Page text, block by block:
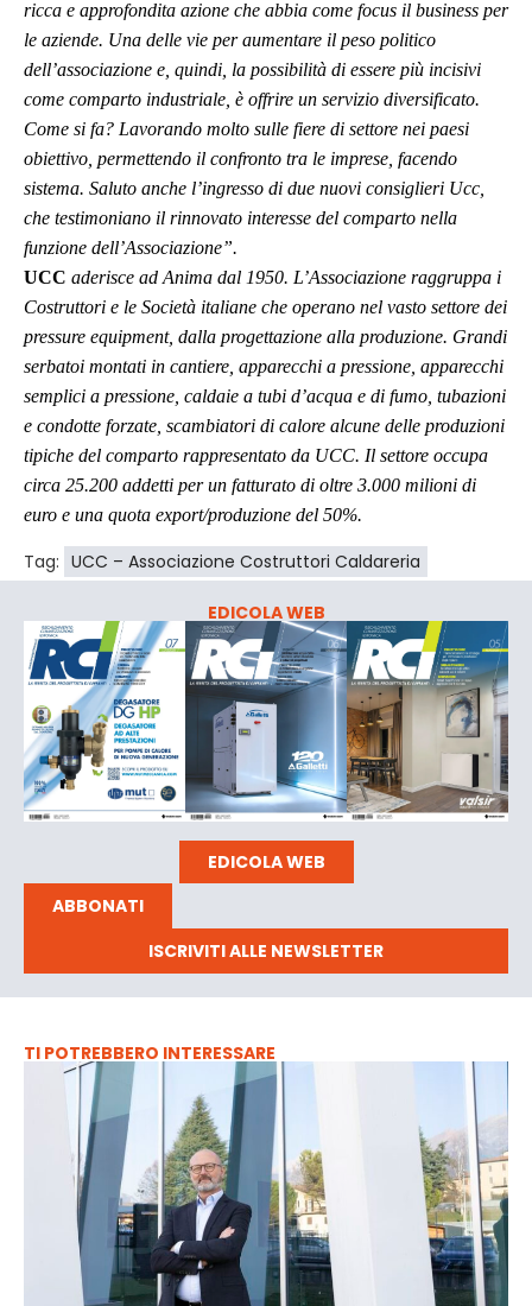
ricca e approfondita azione che abbia come focus il business per
le aziende. Una delle vie per aumentare il peso politico
dell’associazione e, quindi, la possibilità di essere più incisivi
come comparto industriale, è offrire un servizio diversificato.
Come si fa? Lavorando molto sulle fiere di settore nei paesi
obiettivo, permettendo il confronto tra le imprese, facendo
sistema. Saluto anche l’ingresso di due nuovi consiglieri Ucc,
che testimoniano il rinnovato interesse del comparto nella
funzione dell’Associazione”.
UCC aderisce ad Anima dal 1950. L’Associazione raggruppa i
Costruttori e le Società italiane che operano nel vasto settore dei
pressure equipment, dalla progettazione alla produzione. Grandi
serbatoi montati in cantiere, apparecchi a pressione, apparecchi
semplici a pressione, caldaie a tubi d’acqua e di fumo, tubazioni
e condotte forzate, scambiatori di calore alcune delle produzioni
tipiche del comparto rappresentato da UCC. Il settore occupa
circa 25.200 addetti per un fatturato di oltre 3.000 milioni di
euro e una quota export/produzione del 50%.
Tag: UCC – Associazione Costruttori Caldareria
EDICOLA WEB
EDICOLA WEB
ABBONATI
ISCRIVITI ALLE NEWSLETTER
TI POTREBBERO INTERESSARE